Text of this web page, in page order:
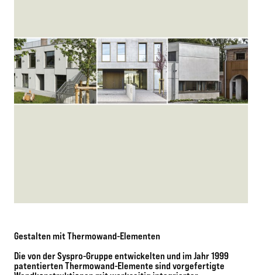
Gestalten mit Thermowand-Elementen
Die von der Syspro-Gruppe entwickelten und im Jahr 1999
patentierten Thermowand-Elemente sind vorgefertigte